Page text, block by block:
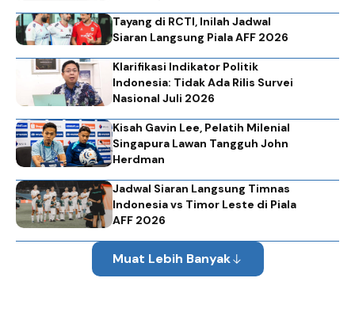
Tayang di RCTI, Inilah Jadwal
Siaran Langsung Piala AFF 2026
Klarifikasi Indikator Politik
Indonesia: Tidak Ada Rilis Survei
Nasional Juli 2026
Kisah Gavin Lee, Pelatih Milenial
Singapura Lawan Tangguh John
Herdman
Jadwal Siaran Langsung Timnas
Indonesia vs Timor Leste di Piala
AFF 2026
Muat Lebih Banyak